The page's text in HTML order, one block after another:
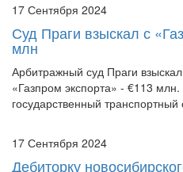
17 Сентября 2024
Суд Праги взыскал с
млн
Арбитражный суд Праги
«Газпром экспорта» - €113
государственный
17 Сентября 2024
Дебиторку